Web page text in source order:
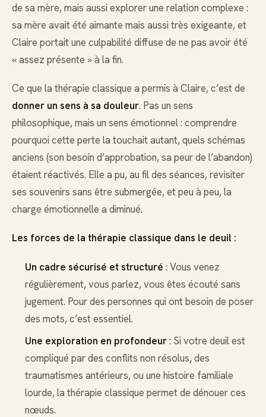
de sa mère, mais aussi explorer une relation complexe :
sa mère avait été aimante mais aussi très exigeante, et
Claire portait une culpabilité diffuse de ne pas avoir été
« assez présente » à la fin.
Ce que la thérapie classique a permis à Claire, c’est de
donner un sens à sa douleur. Pas un sens
philosophique, mais un sens émotionnel : comprendre
pourquoi cette perte la touchait autant, quels schémas
anciens (son besoin d’approbation, sa peur de l’abandon)
étaient réactivés. Elle a pu, au fil des séances, revisiter
ses souvenirs sans être submergée, et peu à peu, la
charge émotionnelle a diminué.
Les forces de la thérapie classique dans le deuil :
Un cadre sécurisé et structuré : Vous venez
régulièrement, vous parlez, vous êtes écouté sans
jugement. Pour des personnes qui ont besoin de poser
des mots, c’est essentiel.
Une exploration en profondeur: Si votre deuil est
compliqué par des conflits non résolus, des
traumatismes antérieurs, ou une histoire familiale
lourde, la thérapie classique permet de dénouer ces
nœuds.